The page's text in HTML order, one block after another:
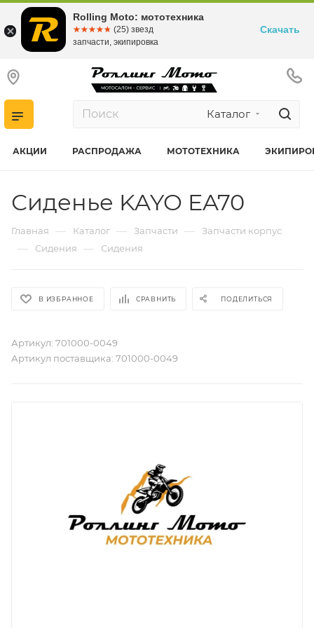
Каталог
АКЦИИ РАСПРОДАЖА МОТОТЕХНИКА
Сиденье KAYO EA70
Главная — Каталог — Запчасти — Запчасти корпус
— Сидения — Сидения
В ИЗБРАННОЕ СРАВНИТЬ ПОДЕЛИТЬСЯ
Артикул: 701000-0049
Артикул поставщика: 701000-0049
Rolling Moto: мототехника
☆☆☆☆☆
★★★★★ (25) звезд
запчасти, экипировка
Скачать